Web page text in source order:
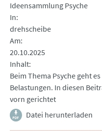
Ideensammlung Psyche
In
drehscheibe
Am
20.10.2025
Inhalt
Beim Thema Psyche geht
Belastungen. In diesen
vorn gerichtet
Datei herunterladen